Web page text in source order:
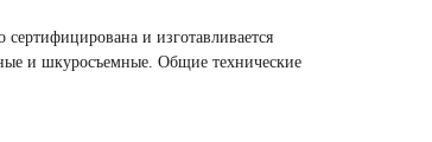
и изготавливается
и шкуросъемные. Общие технические